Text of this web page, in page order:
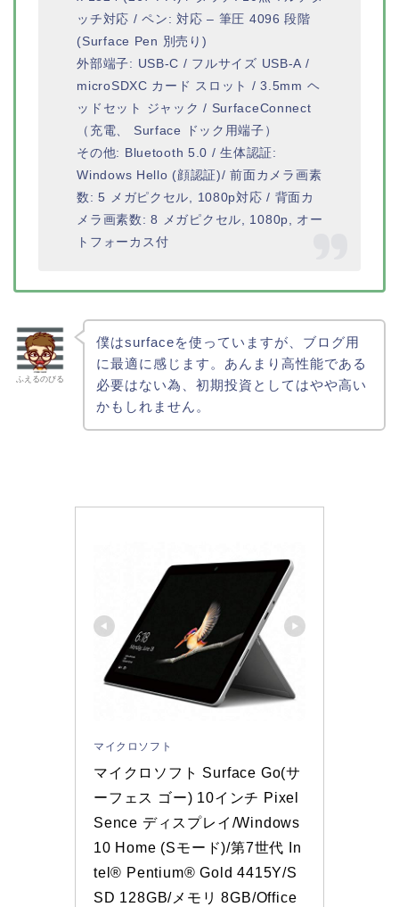
ッチ対応 / ペン: 対応 – 筆圧 4096 段階
(Surface Pen 別売り)
外部端子: USB-C / フルサイズ USB-A /
microSDXC カード スロット / 3.5mm ヘ
ッドセット ジャック / SurfaceConnect
（充電、 Surface ドック用端子）
その他: Bluetooth 5.0 / 生体認証:
Windows Hello (顔認証)/ 前面カメラ画素
数: 5 メガピクセル, 1080p対応 / 背面カ
メラ画素数: 8 メガピクセル, 1080p, オー
トフォーカス付
ふえるのびる
僕はsurfaceを使っていますが、ブログ用
に最適に感じます。あんまり高性能である
必要はない為、初期投資としてはやや高い
かもしれません。
マイクロソフト
マイクロソフト Surface Go(サ
ーフェス ゴー) 10インチ Pixel
Sence ディスプレイ/Windows
10 Home (Sモード)/第7世代 In
tel® Pentium® Gold 4415Y/S
SD 128GB/メモリ 8GB/Office